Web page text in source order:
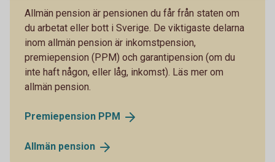
Allmän pension är pensionen du får från staten om
du arbetat eller bott i Sverige. De viktigaste delarna
inom allmän pension är inkomstpension,
premiepension (PPM) och garantipension (om du
inte haft någon, eller låg, inkomst). Läs mer om
allmän pension.
Premiepension PPM
Allmän pension